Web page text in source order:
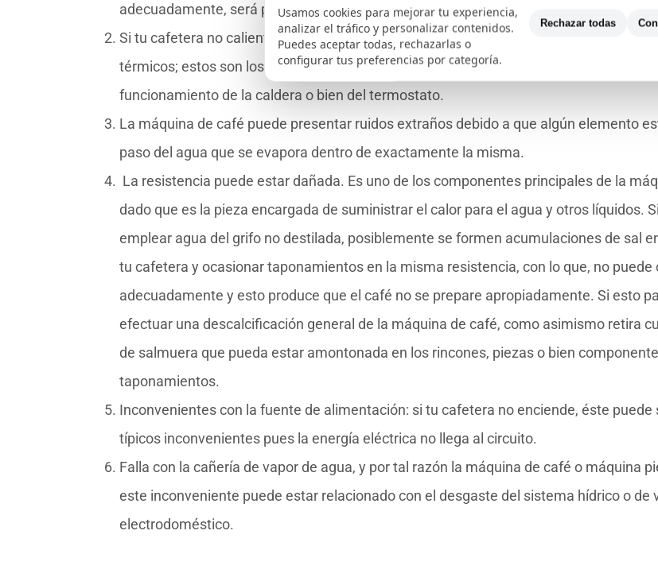
adecuadamente, será preciso mudarlo por uno nuevo.
Si tu cafetera no calienta, se pueden detectar problemas con el thermoblock, o con
térmicos; estos son los encargados de desconectar el flujo de corriente dado el caso
funcionamiento de la caldera o bien del termostato.
La máquina de café puede presentar ruidos extraños debido a que algún elemento
paso del agua que se evapora dentro de exactamente la misma.
La resistencia puede estar dañada. Es uno de los componentes principales de la
dado que es la pieza encargada de suministrar el calor para el agua y otros líquidos.
emplear agua del grifo no destilada, posiblemente se formen acumulaciones de sal
tu cafetera y ocasionar taponamientos en la misma resistencia, con lo que, no puede
adecuadamente y esto produce que el café no se prepare apropiadamente. Si esto
efectuar una descalcificación general de la máquina de café, como asimismo retira
de salmuera que pueda estar amontonada en los rincones, piezas o bien
taponamientos.
Inconvenientes con la fuente de alimentación: si tu cafetera no enciende, éste puede
típicos inconvenientes pues la energía eléctrica no llega al circuito.
Falla con la cañería de vapor de agua, y por tal razón la máquina de café o máquina
este inconveniente puede estar relacionado con el desgaste del sistema hídrico o de
electrodoméstico.
Usamos cookies para mejorar tu experiencia,
analizar el tráfico y personalizar contenidos.
Puedes aceptar todas, rechazarlas o
configurar tus preferencias por categoría.
Rechazar todas